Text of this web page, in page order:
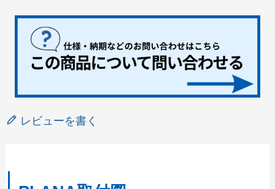
レビューを書く